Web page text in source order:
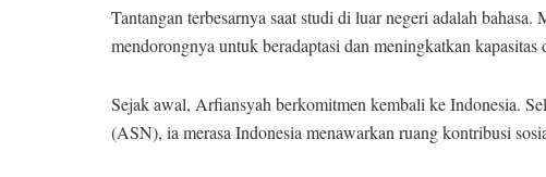
Tantangan terbesarnya saat studi di luar negeri adalah
mendorongnya untuk beradaptasi dan meningkatkan kapasitas
Sejak awal, Arfiansyah berkomitmen kembali ke Indonesia.
(ASN), ia merasa Indonesia menawarkan ruang kontribusi